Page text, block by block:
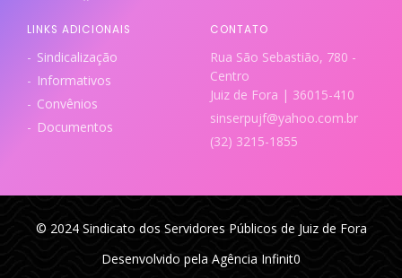
LINKS ADICIONAIS
Sindicalização
Informativos
Convênios
Documentos
CONTATO
Rua São Sebastião, 780 -
Centro
Juiz de Fora | 36015-410
sinserpujf@yahoo.com.br
(32) 3215-1855
© 2024 Sindicato dos Servidores Públicos de Juiz de Fora
Desenvolvido pela Agência Infinit0